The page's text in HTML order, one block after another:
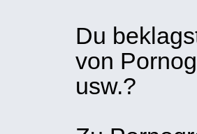
Du
von
usw.?